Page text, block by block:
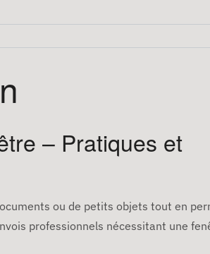
– Pratiques et
ou de petits objets tout en
professionnels nécessitant une